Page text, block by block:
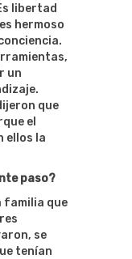
libertad
hermoso
un
que
el
ellos la
paso?
familia que
se
tenían